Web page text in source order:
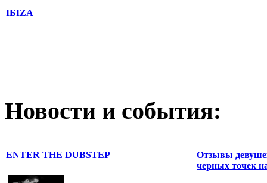
IБIZA
Новости и события:
ENTER THE DUBSTEP
Отзывы
черных точек